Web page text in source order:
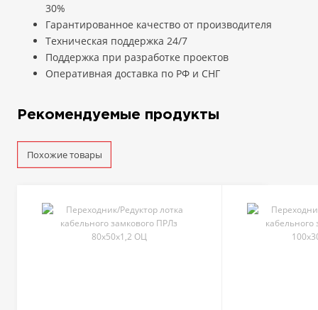
30%
Гарантированное качество от производителя
Техническая поддержка 24/7
Поддержка при разработке проектов
Оперативная доставка по РФ и СНГ
Рекомендуемые продукты
Похожие товары